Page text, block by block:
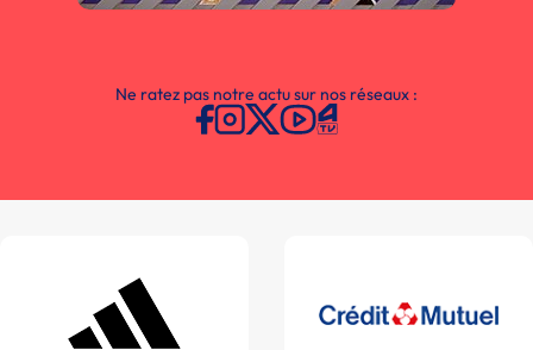
Ne ratez pas notre actu sur nos réseaux :